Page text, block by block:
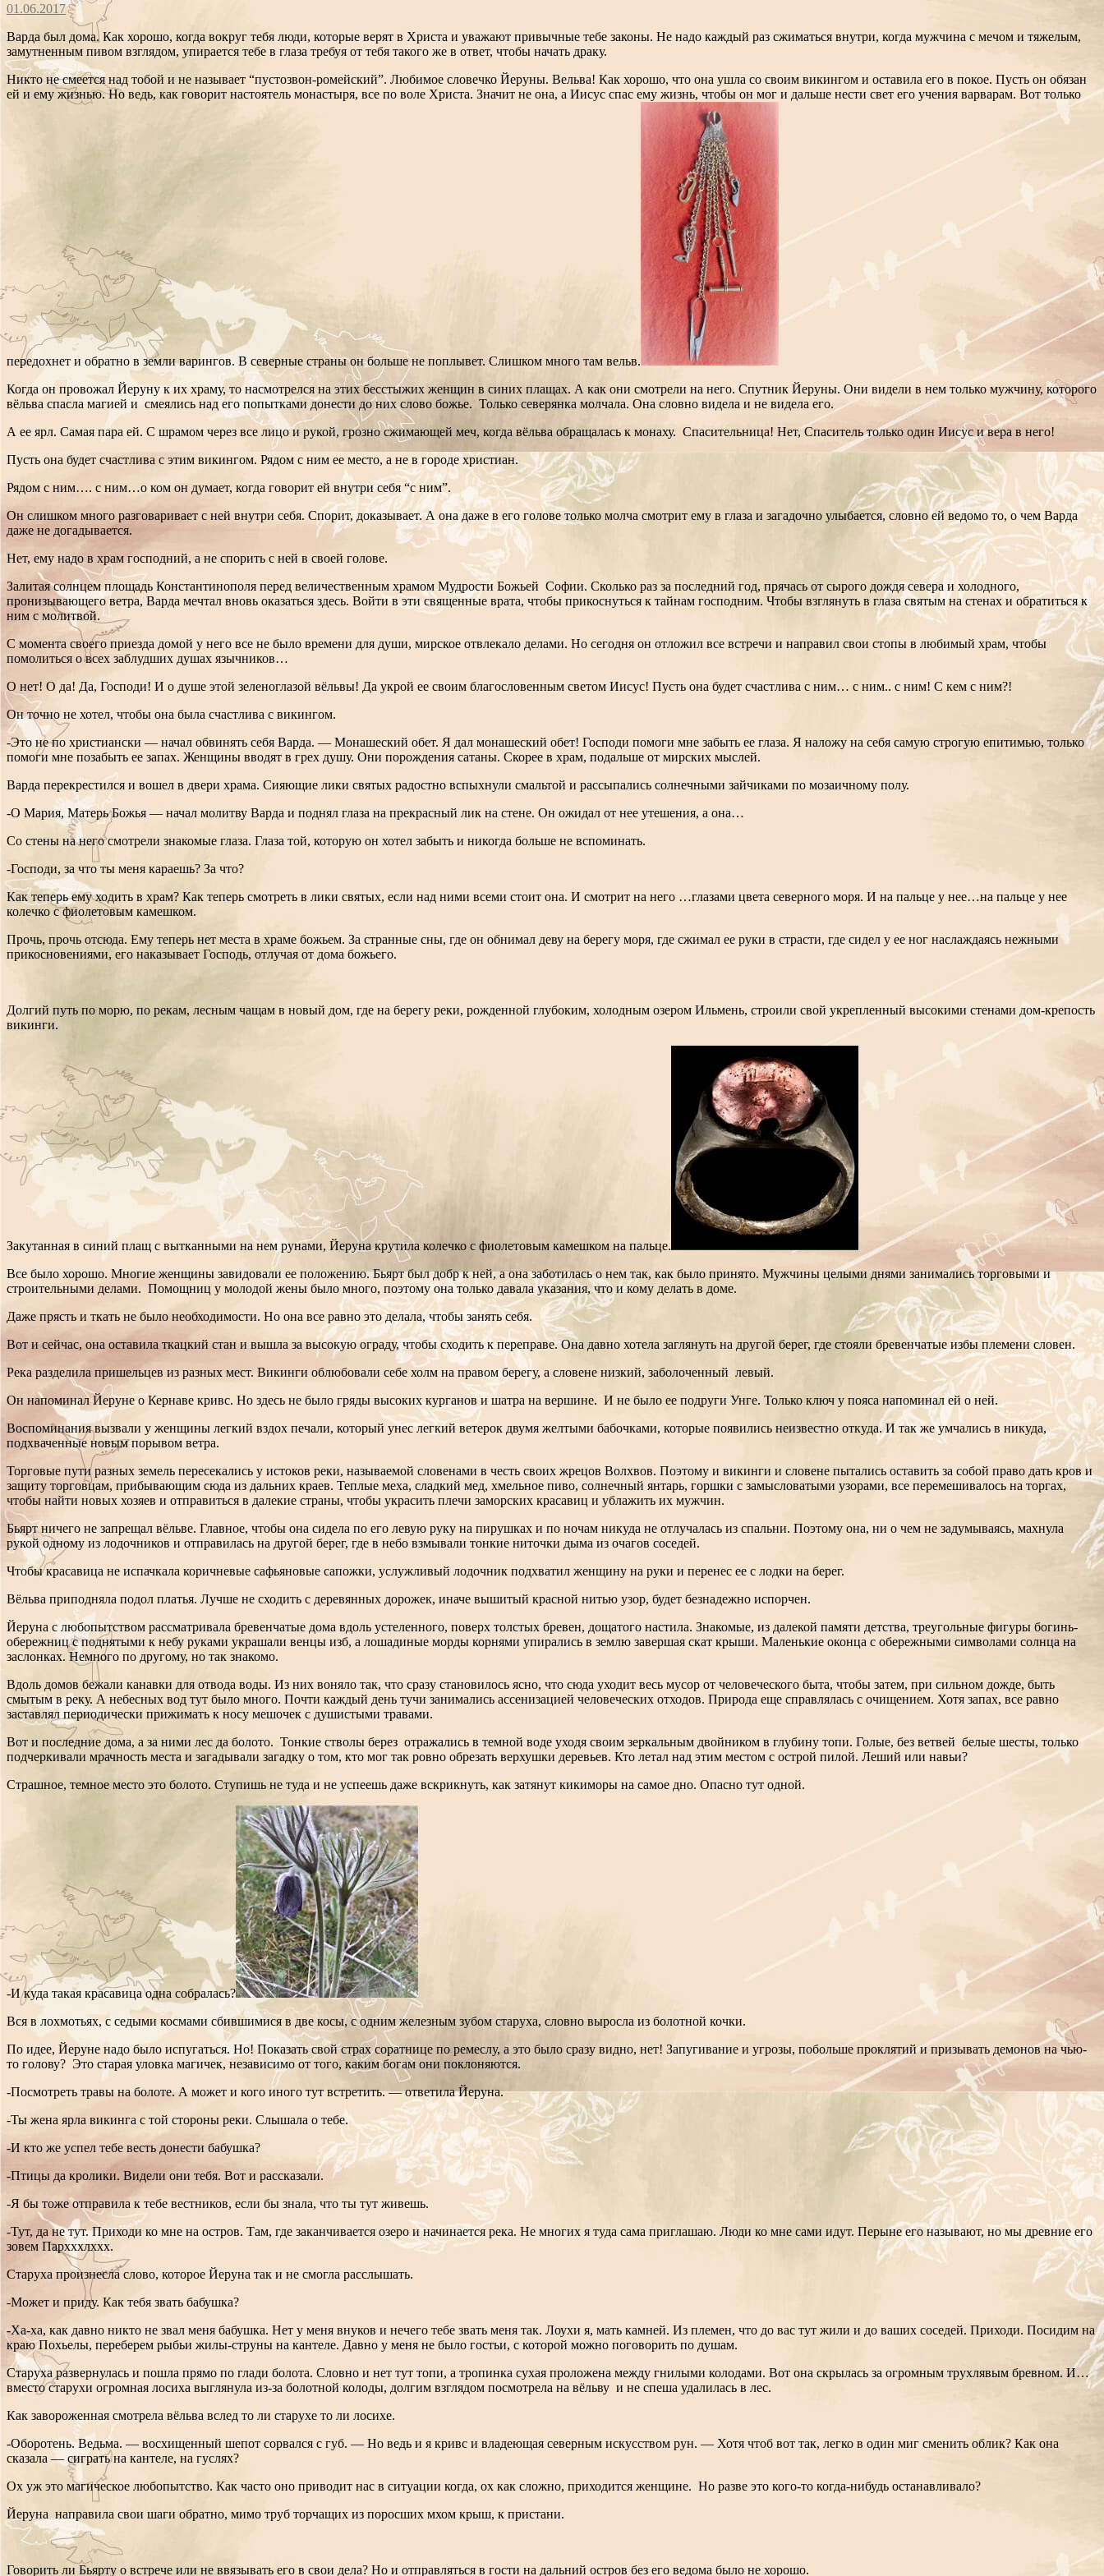
01.06.2017
Варда был дома. Как хорошо, когда вокруг тебя люди, которые верят в Христа и уважают привычные тебе законы. Не надо каждый раз сжиматься внутри, когда мужчина с мечом и тяжелым,
замутненным пивом взглядом, упирается тебе в глаза требуя от тебя такого же в ответ, чтобы начать драку.
Никто не смеется над тобой и не называет “пустозвон-ромейский”. Любимое словечко Йеруны. Вельва! Как хорошо, что она ушла со своим викингом и оставила его в покое. Пусть он обязан
ей и ему жизнью. Но ведь, как говорит настоятель монастыря, все по воле Христа. Значит не она, а Иисус спас ему жизнь, чтобы он мог и дальше нести свет его учения варварам. Вот только
передохнет и обратно в земли варингов. В северные страны он больше не поплывет. Слишком много там вельв.
Когда он провожал Йеруну к их храму, то насмотрелся на этих бесстыжих женщин в синих плащах. А как они смотрели на него. Спутник Йеруны. Они видели в нем только мужчину, которого
вёльва спасла магией и смеялись над его попытками донести до них слово божье. Только северянка молчала. Она словно видела и не видела его.
А ее ярл. Самая пара ей. С шрамом через все лицо и рукой, грозно сжимающей меч, когда вёльва обращалась к монаху. Спасительница! Нет, Спаситель только один Иисус и вера в него!
Пусть она будет счастлива с этим викингом. Рядом с ним ее место, а не в городе христиан.
Рядом с ним…. с ним…о ком он думает, когда говорит ей внутри себя “с ним”.
Он слишком много разговаривает с ней внутри себя. Спорит, доказывает. А она даже в его голове только молча смотрит ему в глаза и загадочно улыбается, словно ей ведомо то, о чем Варда
даже не догадывается.
Нет, ему надо в храм господний, а не спорить с ней в своей голове.
Залитая солнцем площадь Константинополя перед величественным храмом Мудрости Божьей Софии. Сколько раз за последний год, прячась от сырого дождя севера и холодного,
пронизывающего ветра, Варда мечтал вновь оказаться здесь. Войти в эти священные врата, чтобы прикоснуться к тайнам господним. Чтобы взглянуть в глаза святым на стенах и обратиться к
ним с молитвой.
С момента своего приезда домой у него все не было времени для души, мирское отвлекало делами. Но сегодня он отложил все встречи и направил свои стопы в любимый храм, чтобы
помолиться о всех заблудших душах язычников…
О нет! О да! Да, Господи! И о душе этой зеленоглазой вёльвы! Да укрой ее своим благословенным светом Иисус! Пусть она будет счастлива с ним… с ним.. с ним! С кем с ним?!
Он точно не хотел, чтобы она была счастлива с викингом.
-Это не по христиански — начал обвинять себя Варда. — Монашеский обет. Я дал монашеский обет! Господи помоги мне забыть ее глаза. Я наложу на себя самую строгую епитимью, только
помоги мне позабыть ее запах. Женщины вводят в грех душу. Они порождения сатаны. Скорее в храм, подальше от мирских мыслей.
Варда перекрестился и вошел в двери храма. Сияющие лики святых радостно вспыхнули смальтой и рассыпались солнечными зайчиками по мозаичному полу.
-О Мария, Матерь Божья — начал молитву Варда и поднял глаза на прекрасный лик на стене. Он ожидал от нее утешения, а она…
Со стены на него смотрели знакомые глаза. Глаза той, которую он хотел забыть и никогда больше не вспоминать.
-Господи, за что ты меня караешь? За что?
Как теперь ему ходить в храм? Как теперь смотреть в лики святых, если над ними всеми стоит она. И смотрит на него …глазами цвета северного моря. И на пальце у нее…на пальце у нее
колечко с фиолетовым камешком.
Прочь, прочь отсюда. Ему теперь нет места в храме божьем. За странные сны, где он обнимал деву на берегу моря, где сжимал ее руки в страсти, где сидел у ее ног наслаждаясь нежными
прикосновениями, его наказывает Господь, отлучая от дома божьего.
Долгий путь по морю, по рекам, лесным чащам в новый дом, где на берегу реки, рожденной глубоким, холодным озером Ильмень, строили свой укрепленный высокими стенами дом-крепость
викинги.
Закутанная в синий плащ с вытканными на нем рунами, Йеруна крутила колечко с фиолетовым камешком на пальце.
Все было хорошо. Многие женщины завидовали ее положению. Бьярт был добр к ней, а она заботилась о нем так, как было принято. Мужчины целыми днями занимались торговыми и
строительными делами. Помощниц у молодой жены было много, поэтому она только давала указания, что и кому делать в доме.
Даже прясть и ткать не было необходимости. Но она все равно это делала, чтобы занять себя.
Вот и сейчас, она оставила ткацкий стан и вышла за высокую ограду, чтобы сходить к переправе. Она давно хотела заглянуть на другой берег, где стояли бревенчатые избы племени словен.
Река разделила пришельцев из разных мест. Викинги облюбовали себе холм на правом берегу, а словене низкий, заболоченный левый.
Он напоминал Йеруне о Кернаве кривс. Но здесь не было гряды высоких курганов и шатра на вершине. И не было ее подруги Унге. Только ключ у пояса напоминал ей о ней.
Воспоминания вызвали у женщины легкий вздох печали, который унес легкий ветерок двумя желтыми бабочками, которые появились неизвестно откуда. И так же умчались в никуда,
подхваченные новым порывом ветра.
Торговые пути разных земель пересекались у истоков реки, называемой словенами в честь своих жрецов Волхвов. Поэтому и викинги и словене пытались оставить за собой право дать кров и
защиту торговцам, прибывающим сюда из дальних краев. Теплые меха, сладкий мед, хмельное пиво, солнечный янтарь, горшки с замысловатыми узорами, все перемешивалось на торгах,
чтобы найти новых хозяев и отправиться в далекие страны, чтобы украсить плечи заморских красавиц и ублажить их мужчин.
Бьярт ничего не запрещал вёльве. Главное, чтобы она сидела по его левую руку на пирушках и по ночам никуда не отлучалась из спальни. Поэтому она, ни о чем не задумываясь, махнула
рукой одному из лодочников и отправилась на другой берег, где в небо взмывали тонкие ниточки дыма из очагов соседей.
Чтобы красавица не испачкала коричневые сафьяновые сапожки, услужливый лодочник подхватил женщину на руки и перенес ее с лодки на берег.
Вёльва приподняла подол платья. Лучше не сходить с деревянных дорожек, иначе вышитый красной нитью узор, будет безнадежно испорчен.
Йеруна с любопытством рассматривала бревенчатые дома вдоль устеленного, поверх толстых бревен, дощатого настила. Знакомые, из далекой памяти детства, треугольные фигуры богинь-
обережниц с поднятыми к небу руками украшали венцы изб, а лошадиные морды корнями упирались в землю завершая скат крыши. Маленькие оконца с обережными символами солнца на
заслонках. Немного по другому, но так знакомо.
Вдоль домов бежали канавки для отвода воды. Из них воняло так, что сразу становилось ясно, что сюда уходит весь мусор от человеческого быта, чтобы затем, при сильном дожде, быть
смытым в реку. А небесных вод тут было много. Почти каждый день тучи занимались ассенизацией человеческих отходов. Природа еще справлялась с очищением. Хотя запах, все равно
заставлял периодически прижимать к носу мешочек с душистыми травами.
Вот и последние дома, а за ними лес да болото. Тонкие стволы берез отражались в темной воде уходя своим зеркальным двойником в глубину топи. Голые, без ветвей белые шесты, только
подчеркивали мрачность места и загадывали загадку о том, кто мог так ровно обрезать верхушки деревьев. Кто летал над этим местом с острой пилой. Леший или навьи?
Страшное, темное место это болото. Ступишь не туда и не успеешь даже вскрикнуть, как затянут кикиморы на самое дно. Опасно тут одной.
-И куда такая красавица одна собралась?
Вся в лохмотьях, с седыми космами сбившимися в две косы, с одним железным зубом старуха, словно выросла из болотной кочки.
По идее, Йеруне надо было испугаться. Но! Показать свой страх соратнице по ремеслу, а это было сразу видно, нет! Запугивание и угрозы, побольше проклятий и призывать демонов на чью-
то голову? Это старая уловка магичек, независимо от того, каким богам они поклоняются.
-Посмотреть травы на болоте. А может и кого иного тут встретить. — ответила Йеруна.
-Ты жена ярла викинга с той стороны реки. Слышала о тебе.
-И кто же успел тебе весть донести бабушка?
-Птицы да кролики. Видели они тебя. Вот и рассказали.
-Я бы тоже отправила к тебе вестников, если бы знала, что ты тут живешь.
-Тут, да не тут. Приходи ко мне на остров. Там, где заканчивается озеро и начинается река. Не многих я туда сама приглашаю. Люди ко мне сами идут. Перыне его называют, но мы древние его
зовем Пархххлххх.
Старуха произнесла слово, которое Йеруна так и не смогла расслышать.
-Может и приду. Как тебя звать бабушка?
-Ха-ха, как давно никто не звал меня бабушка. Нет у меня внуков и нечего тебе звать меня так. Лоухи я, мать камней. Из племен, что до вас тут жили и до ваших соседей. Приходи. Посидим на
краю Похьелы, переберем рыбьи жилы-струны на кантеле. Давно у меня не было гостьи, с которой можно поговорить по душам.
Старуха развернулась и пошла прямо по глади болота. Словно и нет тут топи, а тропинка сухая проложена между гнилыми колодами. Вот она скрылась за огромным трухлявым бревном. И…
вместо старухи огромная лосиха выглянула из-за болотной колоды, долгим взглядом посмотрела на вёльву и не спеша удалилась в лес.
Как завороженная смотрела вёльва вслед то ли старухе то ли лосихе.
-Оборотень. Ведьма. — восхищенный шепот сорвался с губ. — Но ведь и я кривс и владеющая северным искусством рун. — Хотя чтоб вот так, легко в один миг сменить облик? Как она
сказала — сиграть на кантеле, на гуслях?
Ох уж это магическое любопытство. Как часто оно приводит нас в ситуации когда, ох как сложно, приходится женщине. Но разве это кого-то когда-нибудь останавливало?
Йеруна направила свои шаги обратно, мимо труб торчащих из поросших мхом крыш, к пристани.
Говорить ли Бьярту о встрече или не ввязывать его в свои дела? Но и отправляться в гости на дальний остров без его ведома было не хорошо.